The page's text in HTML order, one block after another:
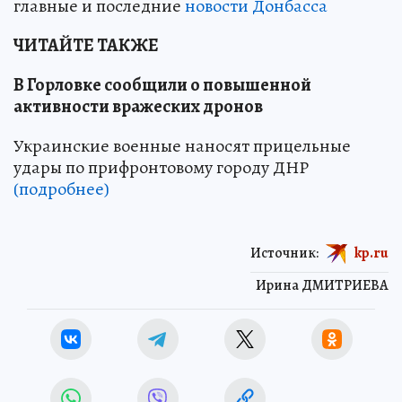
главные и последниеновости Донбасса
ЧИТАЙТЕ ТАКЖЕ
В Горловке сообщили о повышенной
активности вражеских дронов
Украинские военные наносят прицельные
удары по прифронтовому городу ДНР
(подробнее)
Ирина ДМИТРИЕВА
Источник: kp.ru